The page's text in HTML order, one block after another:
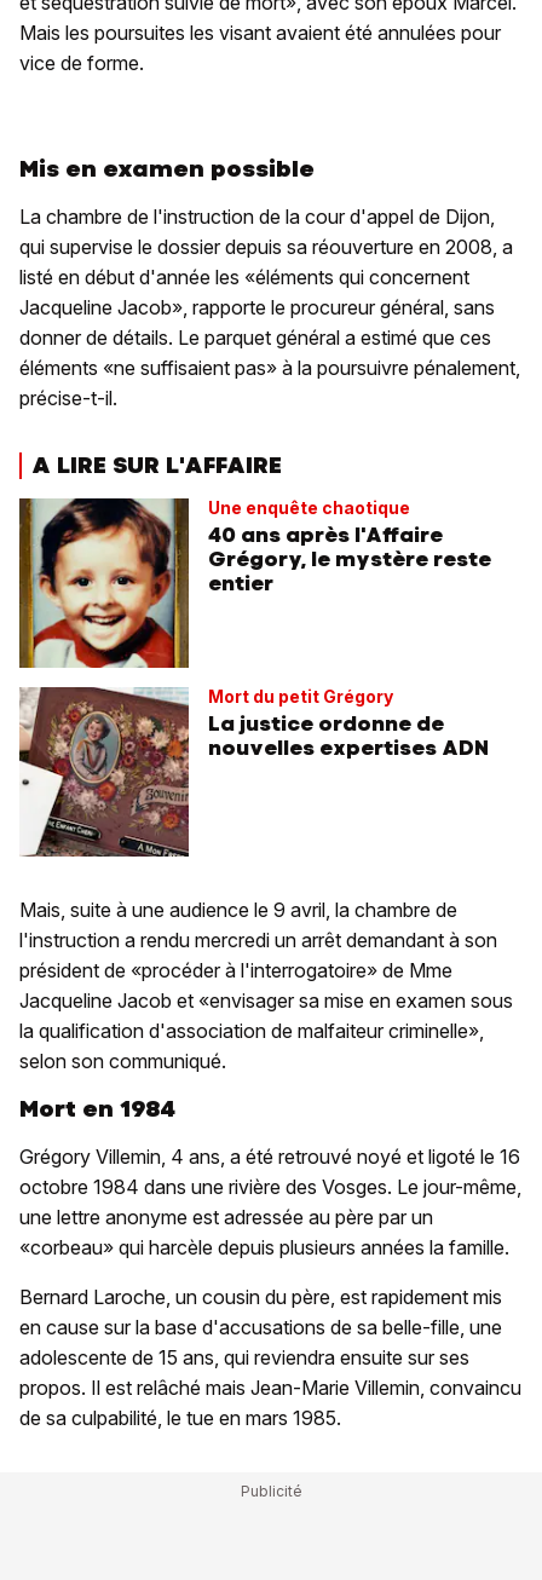
Mais les poursuites les visant avaient été annulées pour
vice de forme.
Mis en examen possible
La chambre de l'instruction de la cour d'appel de Dijon,
qui supervise le dossier depuis sa réouverture en 2008, a
listé en début d'année les «éléments qui concernent
Jacqueline Jacob», rapporte le procureur général, sans
donner de détails. Le parquet général a estimé que ces
éléments «ne suffisaient pas» à la poursuivre pénalement,
précise-t-il.
A LIRE SUR L'AFFAIRE
Une enquête chaotique
40 ans après l'Affaire
Grégory, le mystère reste
entier
Mort du petit Grégory
La justice ordonne de
nouvelles expertises ADN
Mais, suite à une audience le 9 avril, la chambre de
l'instruction a rendu mercredi un arrêt demandant à son
président de «procéder à l'interrogatoire» de Mme
Jacqueline Jacob et «envisager sa mise en examen sous
la qualification d'association de malfaiteur criminelle»,
selon son communiqué.
Mort en 1984
Grégory Villemin, 4 ans, a été retrouvé noyé et ligoté le 16
octobre 1984 dans une rivière des Vosges. Le jour-même,
une lettre anonyme est adressée au père par un
«corbeau» qui harcèle depuis plusieurs années la famille.
Bernard Laroche, un cousin du père, est rapidement mis
en cause sur la base d'accusations de sa belle-fille, une
adolescente de 15 ans, qui reviendra ensuite sur ses
propos. Il est relâché mais Jean-Marie Villemin, convaincu
de sa culpabilité, le tue en mars 1985.